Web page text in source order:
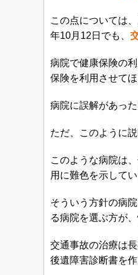
この点については
年10月12日でも、
病院で健康保険の
保険を利用させて
病院に誤解があっ
ただ、このように
このような病院は
用に難色を示して
そういう方針の病
る病院を選ぶ方が
交通事故の治療は
後遺障害診断書を